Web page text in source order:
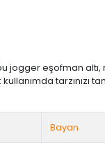
jogger eşofman
tarzınızı
Bayan